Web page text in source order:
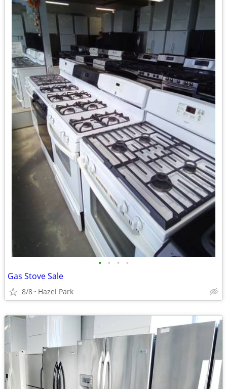
• • • •
Gas Stove Sale
8/8 Hazel Park